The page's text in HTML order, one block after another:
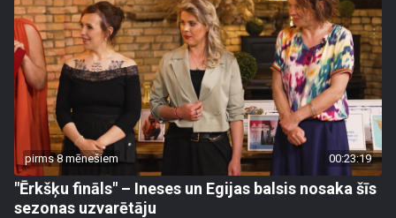
pirms 8 mēnešiem 00:23:19
"Ērkšķu fināls" – Ineses un Egijas balsis nosaka šīs
sezonas uzvarētāju